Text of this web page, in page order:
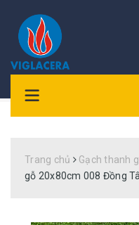
Trang chủ Gạch thanh
gỗ 20x80cm 008 Đồng